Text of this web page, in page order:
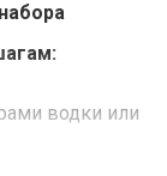
водки или